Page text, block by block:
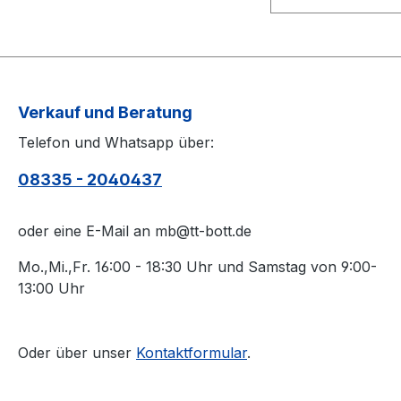
KEINE Belag-Montage
legen.
(z.B. mit einem
die
Verkauf und Beratung
Telefon und Whatsapp über:
08335 - 2040437
oder eine E-Mail an mb@tt-bott.de
Mo.,Mi.,Fr. 16:00 - 18:30 Uhr und Samstag von 9:00-
13:00 Uhr
Oder über unser Kontaktformular.